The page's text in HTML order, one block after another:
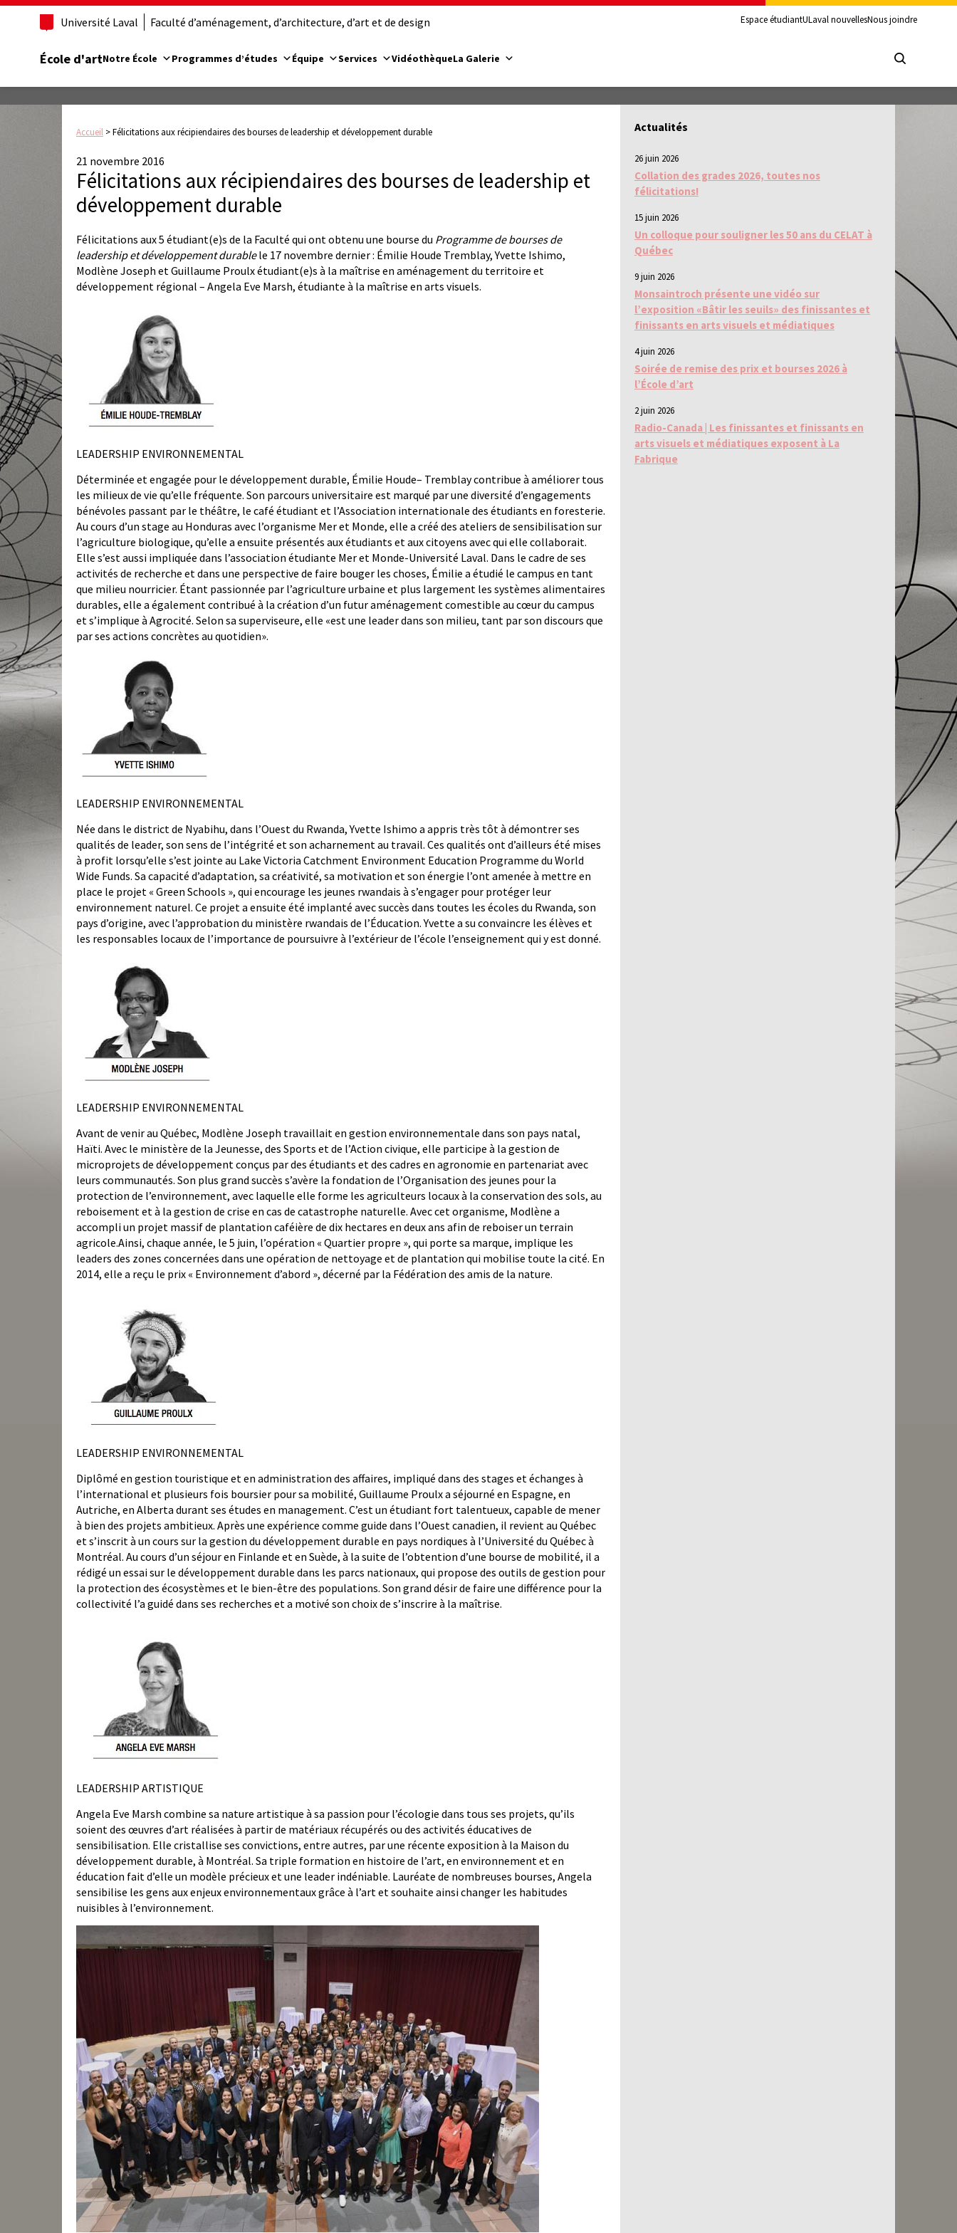
Université Laval Faculté d’aménagement, d’architecture, d’art et de design Espace étudiantULaval nouvellesNous joindre
École d'artNotre École Programmes d’études Équipe Services VidéothèqueLa Galerie
Accueil >Félicitations aux récipiendaires des bourses de leadership et développement durable
21 novembre 2016
Félicitations aux récipiendaires des bourses de leadership et
développement durable
Félicitations aux 5 étudiant(e)s de la Faculté qui ont obtenu une bourse du Programme de bourses de
leadership et développement durablele 17 novembre dernier : Émilie Houde Tremblay, Yvette Ishimo,
Modlène Joseph et Guillaume Proulx étudiant(e)s à la maîtrise en aménagement du territoire et
développement régional – Angela Eve Marsh, étudiante à la maîtrise en arts visuels.
LEADERSHIP ENVIRONNEMENTAL
Déterminée et engagée pour le développement durable, Émilie Houde– Tremblay contribue à améliorer tous
les milieux de vie qu’elle fréquente. Son parcours universitaire est marqué par une diversité d’engagements
bénévoles passant par le théâtre, le café étudiant et l’Association internationale des étudiants en foresterie.
Au cours d’un stage au Honduras avec l’organisme Mer et Monde, elle a créé des ateliers de sensibilisation sur
l’agriculture biologique, qu’elle a ensuite présentés aux étudiants et aux citoyens avec qui elle collaborait.
Elle s’est aussi impliquée dans l’association étudiante Mer et Monde-Université Laval. Dans le cadre de ses
activités de recherche et dans une perspective de faire bouger les choses, Émilie a étudié le campus en tant
que milieu nourricier. Étant passionnée par l’agriculture urbaine et plus largement les systèmes alimentaires
durables, elle a également contribué à la création d’un futur aménagement comestible au cœur du campus
et s’implique à Agrocité. Selon sa superviseure, elle «est une leader dans son milieu, tant par son discours que
par ses actions concrètes au quotidien».
LEADERSHIP ENVIRONNEMENTAL
Née dans le district de Nyabihu, dans l’Ouest du Rwanda, Yvette Ishimo a appris très tôt à démontrer ses
qualités de leader, son sens de l’intégrité et son acharnement au travail. Ces qualités ont d’ailleurs été mises
à profit lorsqu’elle s’est jointe au Lake Victoria Catchment Environment Education Programme du World
Wide Funds. Sa capacité d’adaptation, sa créativité, sa motivation et son énergie l’ont amenée à mettre en
place le projet « Green Schools », qui encourage les jeunes rwandais à s’engager pour protéger leur
environnement naturel. Ce projet a ensuite été implanté avec succès dans toutes les écoles du Rwanda, son
pays d’origine, avec l’approbation du ministère rwandais de l’Éducation. Yvette a su convaincre les élèves et
les responsables locaux de l’importance de poursuivre à l’extérieur de l’école l’enseignement qui y est donné.
LEADERSHIP ENVIRONNEMENTAL
Avant de venir au Québec, Modlène Joseph travaillait en gestion environnementale dans son pays natal,
Haïti. Avec le ministère de la Jeunesse, des Sports et de l’Action civique, elle participe à la gestion de
microprojets de développement conçus par des étudiants et des cadres en agronomie en partenariat avec
leurs communautés. Son plus grand succès s’avère la fondation de l’Organisation des jeunes pour la
protection de l’environnement, avec laquelle elle forme les agriculteurs locaux à la conservation des sols, au
reboisement et à la gestion de crise en cas de catastrophe naturelle. Avec cet organisme, Modlène a
accompli un projet massif de plantation caféière de dix hectares en deux ans afin de reboiser un terrain
agricole.Ainsi, chaque année, le 5 juin, l’opération « Quartier propre », qui porte sa marque, implique les
leaders des zones concernées dans une opération de nettoyage et de plantation qui mobilise toute la cité. En
2014, elle a reçu le prix « Environnement d’abord », décerné par la Fédération des amis de la nature.
LEADERSHIP ENVIRONNEMENTAL
Diplômé en gestion touristique et en administration des affaires, impliqué dans des stages et échanges à
l’international et plusieurs fois boursier pour sa mobilité, Guillaume Proulx a séjourné en Espagne, en
Autriche, en Alberta durant ses études en management. C’est un étudiant fort talentueux, capable de mener
à bien des projets ambitieux. Après une expérience comme guide dans l’Ouest canadien, il revient au Québec
et s’inscrit à un cours sur la gestion du développement durable en pays nordiques à l’Université du Québec à
Montréal. Au cours d’un séjour en Finlande et en Suède, à la suite de l’obtention d’une bourse de mobilité, il a
rédigé un essai sur le développement durable dans les parcs nationaux, qui propose des outils de gestion pour
la protection des écosystèmes et le bien-être des populations. Son grand désir de faire une différence pour la
collectivité l’a guidé dans ses recherches et a motivé son choix de s’inscrire à la maîtrise.
LEADERSHIP ARTISTIQUE
Angela Eve Marsh combine sa nature artistique à sa passion pour l’écologie dans tous ses projets, qu’ils
soient des œuvres d’art réalisées à partir de matériaux récupérés ou des activités éducatives de
sensibilisation. Elle cristallise ses convictions, entre autres, par une récente exposition à la Maison du
développement durable, à Montréal. Sa triple formation en histoire de l’art, en environnement et en
éducation fait d’elle un modèle précieux et une leader indéniable. Lauréate de nombreuses bourses, Angela
sensibilise les gens aux enjeux environnementaux grâce à l’art et souhaite ainsi changer les habitudes
nuisibles à l’environnement.
Actualités
26 juin 2026
Collation des grades 2026, toutes nos
félicitations!
15 juin 2026
Un colloque pour souligner les 50 ans du CELAT à
Québec
9 juin 2026
Monsaintroch présente une vidéo sur
l’exposition «Bâtir les seuils» des finissantes et
finissants en arts visuels et médiatiques
4 juin 2026
Soirée de remise des prix et bourses 2026 à
l’École d’art
2 juin 2026
Radio-Canada | Les finissantes et finissants en
arts visuels et médiatiques exposent à La
Fabrique